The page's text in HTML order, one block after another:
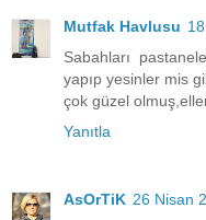
Mutfak Havlusu
Sabahları
yapıp yesinler mis
çok güzel
Yanıtla
AsOrTiK 26 Nisan